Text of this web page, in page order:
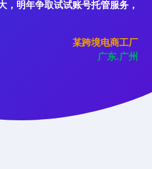
，明年争取试试账号托管服务，
某跨境电商工厂
广东.广州